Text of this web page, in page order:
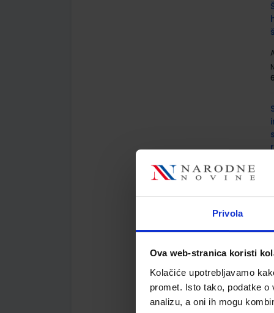
Privola
Ova web-stranica koristi
Kolačiće upotrebljavamo
promet. Isto tako, podatke
analizu, a oni ih mogu